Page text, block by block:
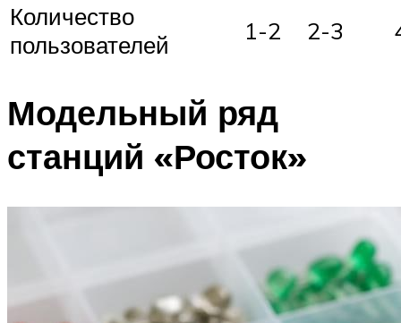
Количество
пользователей
1-2 2-3
Модельный ряд
станций «Росток»